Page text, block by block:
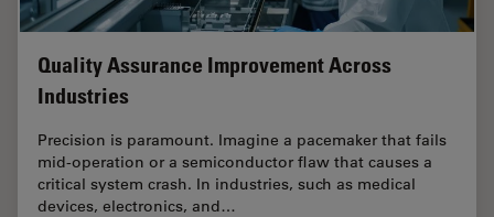
Quality Assurance Improvement Across
Industries
Precision is paramount. Imagine a pacemaker that fails
mid-operation or a semiconductor flaw that causes a
critical system crash. In industries, such as medical
devices, electronics, and…